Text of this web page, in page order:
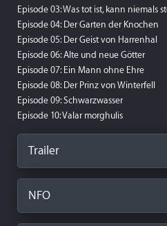
Episode 03: Was tot ist, kann niemals
Episode 04: Der Garten der Knochen
Episode 05: Der Geist von Harrenhal
Episode 06: Alte und neue Götter
Episode 07: Ein Mann ohne Ehre
Episode 08: Der Prinz von Winterfell
Episode 09: Schwarzwasser
Episode 10: Valar morghulis
Trailer
NFO